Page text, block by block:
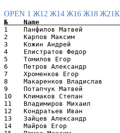
OPEN 1 Ж12 Ж14 Ж16 Ж18 Ж21К
1    Панфилов Матвей
2    Карпов Максим
3    Кожин Андрей
4    Елистратов Федор
5    Томилов Егор
6    Петров Александр
7    Хроменков Егор
8    Макаренков
9    Потапчук Матвей
10   Климаков Степан
11   Владимиров Михаил
12   Кондратьев Иван
13   Зайцев Александр
14   Майров Егор